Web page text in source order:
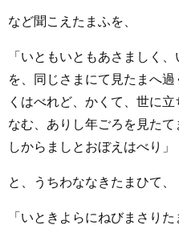
など聞こえたまふを、
「いともいともあさましく
を、同じさまにて見たまへ
くはべれど、かくて、世に
なむ、ありし年ごろを見た
しからましとおぼえはべり」
と、うちわななきたまひて、
「いときよらにねびまさり